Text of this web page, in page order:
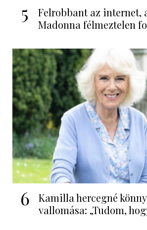
5
Felrobbant az internet,
Madonna félmeztelen
6
Kamilla hercegné
vallomása: „Tudom,